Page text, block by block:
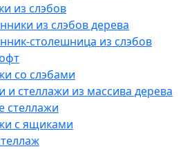
из слэбов
из слэбов дерева
столешница из слэбов
со слэбами
и стеллажи из массива дерева
стеллажи
с ящиками